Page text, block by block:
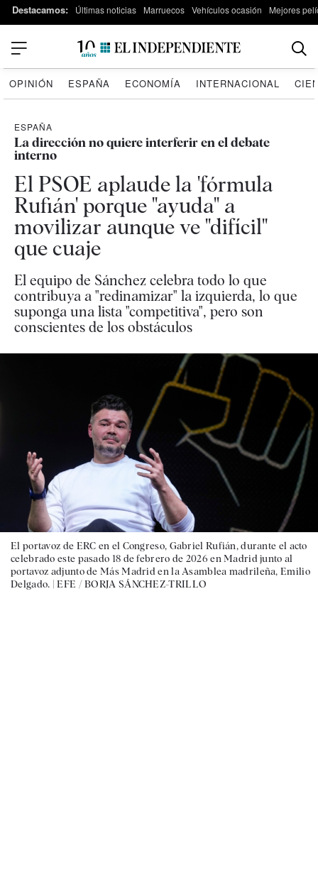
Destacamos: Últimas noticias Marruecos Vehículos ocasión Mejores
OPINIÓN ESPAÑA ECONOMÍA INTERNACIONAL
ESPAÑA
La dirección no quiere interferir en el debate
interno
El PSOE aplaude la 'fórmula
Rufián' porque "ayuda" a
movilizar aunque ve "difícil"
que cuaje
El equipo de Sánchez celebra todo lo que
contribuya a "redinamizar" la izquierda, lo que
suponga una lista "competitiva", pero son
conscientes de los obstáculos
El portavoz de ERC en el Congreso, Gabriel Rufián, durante el acto
celebrado este pasado 18 de febrero de 2026 en Madrid junto al
portavoz adjunto de Más Madrid en la Asamblea madrileña, Emilio
Delgado. |EFE / BORJA SÁNCHEZ-TRILLO